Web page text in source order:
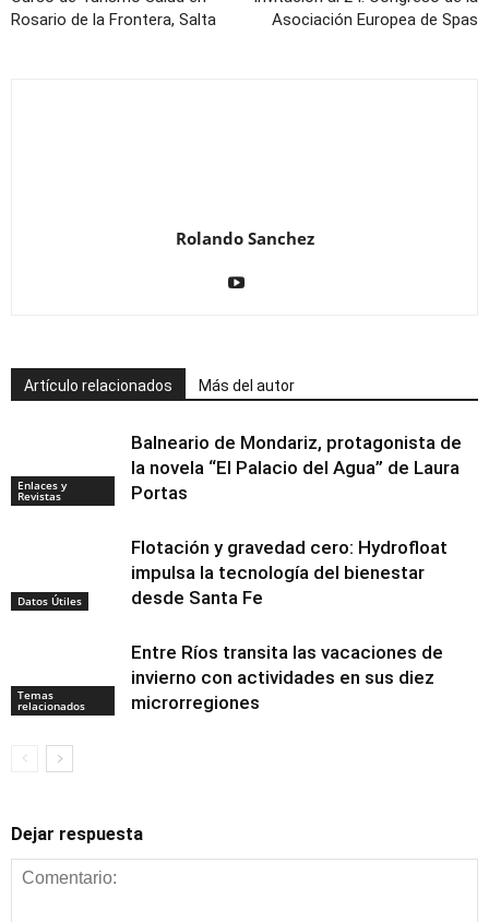
Rosario de la Frontera, Salta
Asociación Europea de Spas
Rolando Sanchez
Artículo relacionados Más del autor
Enlaces y
Revistas
Balneario de Mondariz, protagonista de
la novela “El Palacio del Agua” de Laura
Portas
Datos Útiles
Flotación y gravedad cero: Hydrofloat
impulsa la tecnología del bienestar
desde Santa Fe
Temas
relacionados
Entre Ríos transita las vacaciones de
invierno con actividades en sus diez
microrregiones
Dejar respuesta